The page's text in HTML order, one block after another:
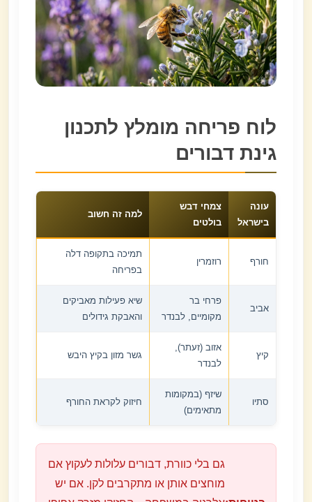
לוח פריחה מומלץ לתכנון
גינת דבורים
עונה
בישראל
צמחי דבש
בולטים
למה זה חשוב
חורף רוזמרין
תמיכה בתקופה דלה
בפריחה
אביב
פרחי בר
מקומיים, לבנדר
שיא פעילות מאביקים
והאבקת גידולים
קיץ
אזוב (זעתר),
לבנדר
גשר מזון בקיץ היבש
סתיו
שיזף (במקומות
מתאימים)
חיזוק לקראת החורף
גם בלי כוורת, דבורים עלולות לעקוץ אם
מוחצים אותן או מתקרבים לקן. אם יש